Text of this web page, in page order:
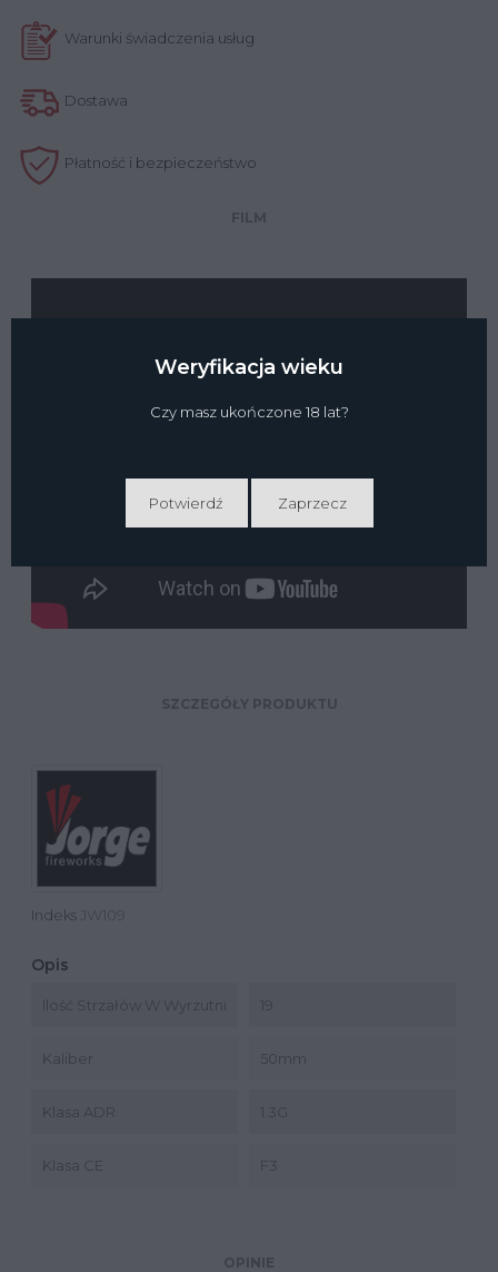
Warunki świadczenia usług
Dostawa
Płatność i bezpieczeństwo
FILM
SZCZEGÓŁY PRODUKTU
Indeks JW109
Opis
Ilość Strzałów W Wyrzutni 19
Kaliber 50mm
Klasa ADR 1.3G
Klasa CE F3
OPINIE
Weryfikacja wieku
Czy masz ukończone 18 lat?
Potwierdź Zaprzecz